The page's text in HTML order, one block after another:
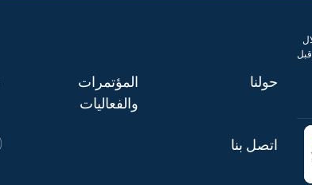
قبل
حولنا
المؤتمرات
والفعاليات
اتصل بنا